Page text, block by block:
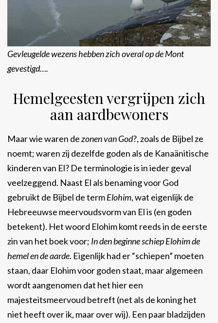
Gevleugelde wezens hebben zich overal op de Mont
gevestigd….
Hemelgeesten vergrijpen zich
aan aardbewoners
Maar wie waren dezonen van God?, zoals de Bijbel ze
noemt; waren zij dezelfde goden als de Kanaänitische
kinderen van El? De terminologie is in ieder geval
veelzeggend. Naast El als benaming voor God
gebruikt de Bijbel de termElohim, wat eigenlijk de
Hebreeuwse meervoudsvorm van El is (en goden
betekent). Het woord Elohim komt reeds in de eerste
zin van het boek voor; In den beginne schiep Elohim de
hemel en de aarde. Eigenlijk had er “schiepen” moeten
staan, daar Elohim voor goden staat, maar algemeen
wordt aangenomen dat het hier een
majesteitsmeervoud betreft (net als de koning het
niet heeft over ik, maar over wij). Een paar bladzijden